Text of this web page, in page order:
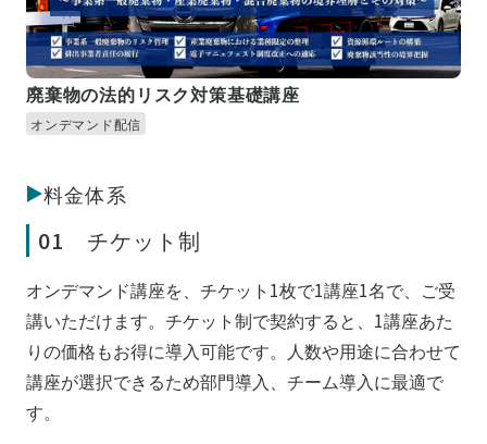
廃棄物の法的リスク対策基礎講座
オンデマンド配信
料金体系
01 チケット制
オンデマンド講座を、チケット1枚で1講座1名で、ご受
講いただけます。チケット制で契約すると、1講座あた
りの価格もお得に導入可能です。人数や用途に合わせて
講座が選択できるため部門導入、チーム導入に最適で
す。